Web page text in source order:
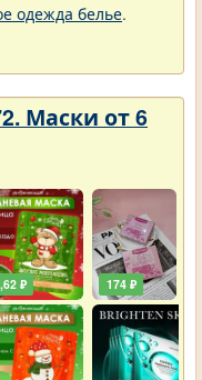
одежда белье.
Маски от 6
₽ 174 ₽